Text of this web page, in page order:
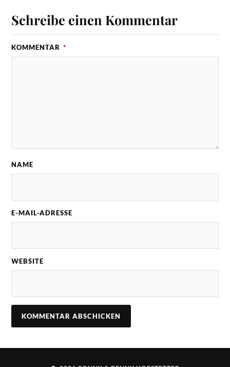
Schreibe einen Kommentar
KOMMENTAR *
NAME
E-MAIL-ADRESSE
WEBSITE